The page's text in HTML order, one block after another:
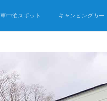
車中泊スポット キャンピングカー